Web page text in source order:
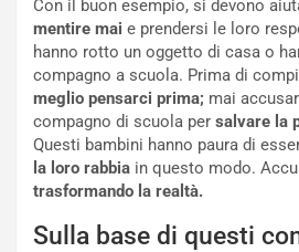
Con il buon esempio, si devono
mentire mai e prendersi le loro
hanno rotto un oggetto di casa o
compagno a scuola. Prima di
meglio pensarci prima; mai
compagno di scuola per salvare la
Questi bambini hanno paura di
la loro rabbia in questo modo.
trasformando la realtà.
Sulla base di questi